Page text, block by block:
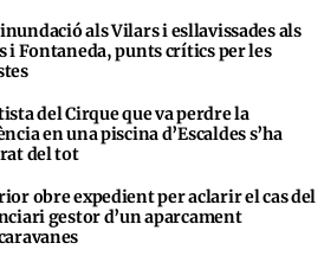
als Vilars i esllavissades als
i Fontaneda, punts crítics per les
del Cirque que va perdre la
en una piscina d’Escaldes s’ha
del tot
obre expedient per aclarir el cas del
gestor d’un aparcament